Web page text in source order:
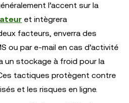
l’accent sur la
et intègrera
facteurs, enverra des
ou par e-mail en cas d’activité
un stockage à froid pour la
tactiques protègent contre
et les risques en ligne.